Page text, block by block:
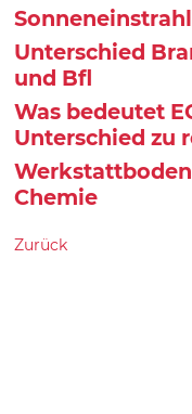
Unterschied
und Bfl
Was bedeutet
Unterschied zu
Chemie
Zurück